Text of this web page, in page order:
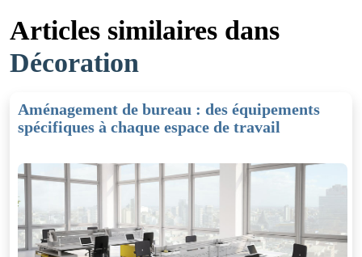
Articles similaires dans
Décoration
Aménagement de bureau : des équipements
spécifiques à chaque espace de travail